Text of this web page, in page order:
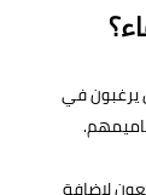
يرغبون في